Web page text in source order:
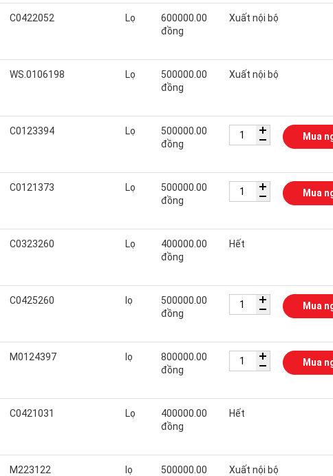
C0422052 Lọ
600000.00
đồng
Xuất nội bộ
WS.0106198 Lọ
500000.00
đồng
Xuất nội bộ
C0123394 Lọ
500000.00
đồng
Mua
C0121373 Lọ
500000.00
đồng
Mua
C0323260 Lọ
400000.00
đồng
Hết
C0425260 lọ
500000.00
đồng
Mua
M0124397 lọ
800000.00
đồng
Mua
C0421031 Lọ
400000.00
đồng
Hết
M223122 lọ
500000.00
Xuất nội bộ